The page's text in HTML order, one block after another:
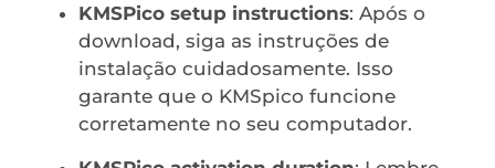
KMSPico setup instructions: Após o
download, siga as instruções de
instalação cuidadosamente. Isso
garante que o KMSpico funcione
corretamente no seu computador.